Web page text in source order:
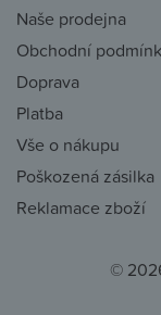
Naše prodejna
Obchodní
Doprava
Platba
Vše o nákupu
Poškozená zásilka
Reklamace zboží
©